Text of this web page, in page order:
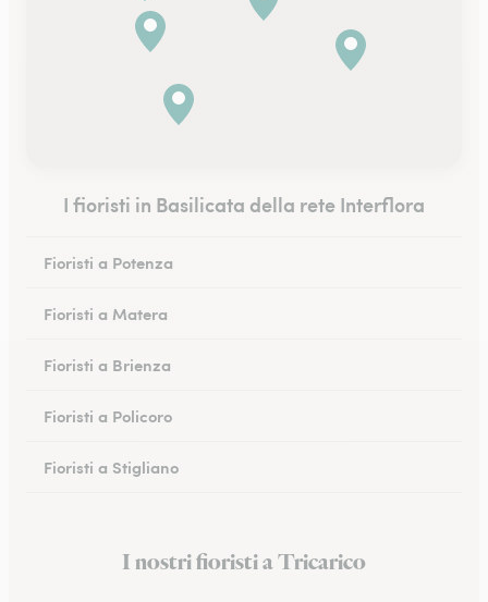
I fioristi in Basilicata della rete Interflora
Fioristi a Potenza
Fioristi a Matera
Fioristi a Brienza
Fioristi a Policoro
Fioristi a Stigliano
I nostri fioristi a Tricarico